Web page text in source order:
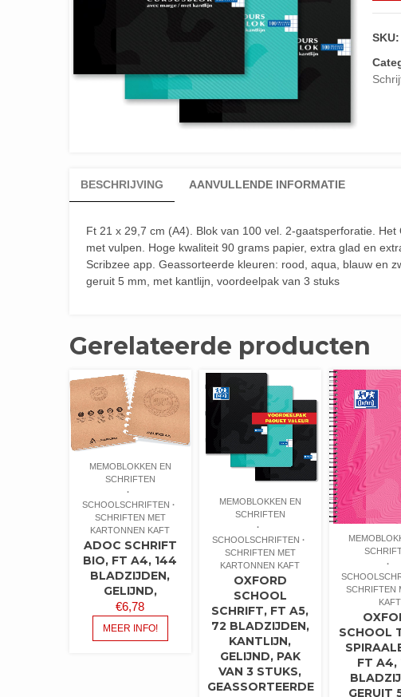
SKU:
BESCHRIJVING AANVULLENDE INFORMATIE
Ft 21 x 29,7 cm (A4). Blok van 100 vel. 2-gaatsperforatie.
met vulpen. Hoge kwaliteit 90 grams papier, extra glad en
Scribzee app. Geassorteerde kleuren: rood, aqua, blauw en
geruit 5 mm, met kantlijn, voordeelpak van 3 stuks
Gerelateerde producten
MEMOBLOKKEN EN
SCHRIFTEN
SCHOOLSCHRIFTEN
SCHRIFTEN MET
KARTONNEN KAFT
ADOC SCHRIFT
BIO, FT A4, 144
BLADZIJDEN,
GELIJND,
€6,78
MEER INFO!
MEMOBLOKKEN EN
SCHRIFTEN
SCHOOLSCHRIFTEN
SCHRIFTEN MET
KARTONNEN KAFT
OXFORD
SCHOOL
SCHRIFT, FT A5,
72 BLADZIJDEN,
KANTLIJN,
GELIJND, PAK
VAN 3 STUKS,
GEASSORTEERDE
SCHRIFTEN
KAFT
SCHOOL
FT A4,
GERUIT